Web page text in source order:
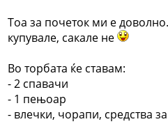
Тоа за почеток ми е
купувале, сакале не
Во торбата ќе ставам:
- 2 спавачи
- 1 пењоар
- влечки, чорапи, средства